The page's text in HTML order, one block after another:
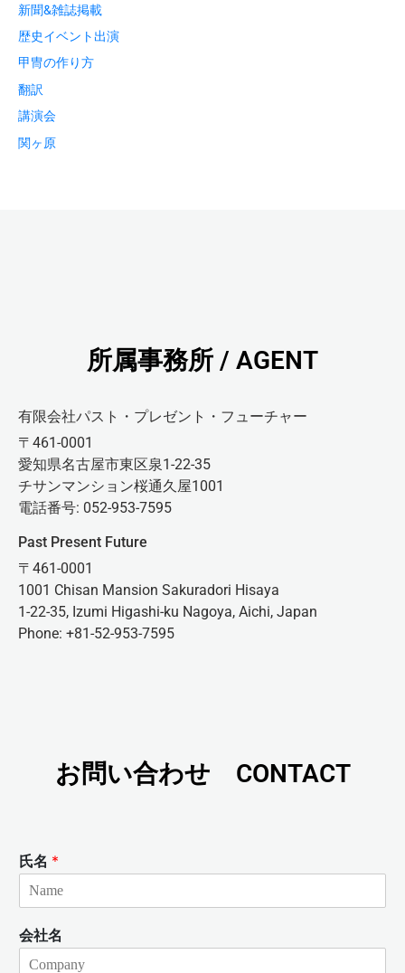
新聞&雑誌掲載
歴史イベント出演
甲冑の作り方
翻訳
講演会
関ヶ原
所属事務所 / AGENT
有限会社パスト・プレゼント・フューチャー
〒461-0001
愛知県名古屋市東区泉1-22-35
チサンマンション桜通久屋1001
電話番号: 052-953-7595
Past Present Future
〒461-0001
1001 Chisan Mansion Sakuradori Hisaya
1-22-35, Izumi Higashi-ku Nagoya, Aichi, Japan
Phone: +81-52-953-7595
お問い合わせ CONTACT
氏名 *
会社名